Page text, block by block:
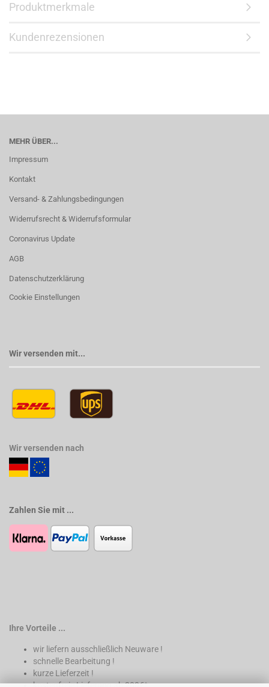
Produktmerkmale
Kundenrezensionen
MEHR ÜBER...
Impressum
Kontakt
Versand- & Zahlungsbedingungen
Widerrufsrecht & Widerrufsformular
Coronavirus Update
AGB
Datenschutzerklärung
Cookie Einstellungen
Wir versenden mit...
Wir versenden nach
Zahlen Sie mit ...
Ihre Vorteile ...
wir liefern ausschließlich Neuware !
schnelle Bearbeitung !
kurze Lieferzeit !